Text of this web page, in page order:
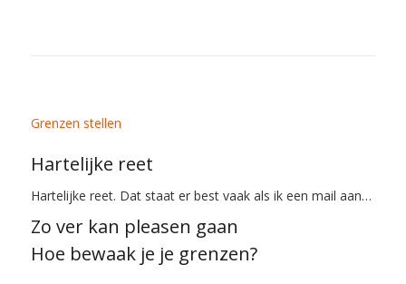
Grenzen stellen
Hartelijke reet
Hartelijke reet. Dat staat er best vaak als ik een mail aan…
Zo ver kan pleasen gaan
Hoe bewaak je je grenzen?